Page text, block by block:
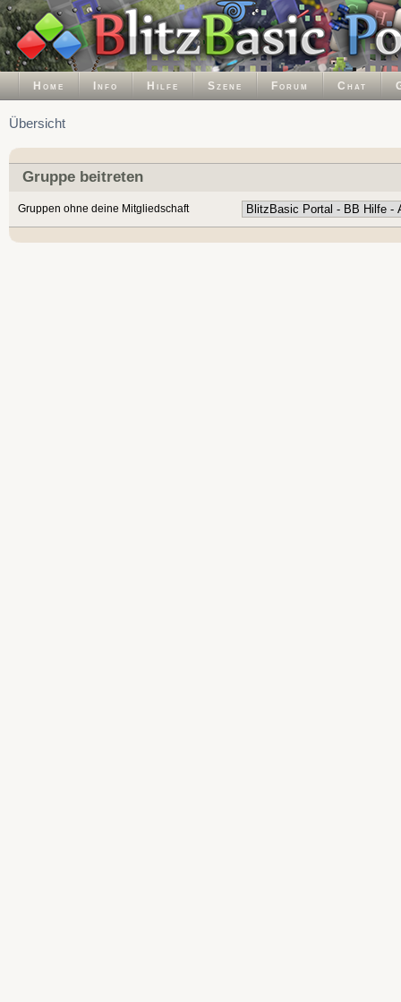
Home Info Hilfe Szene Forum Chat
Übersicht
Gruppe beitreten
Gruppen ohne deine Mitgliedschaft